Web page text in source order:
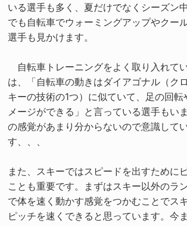
いる選手も多く、夏だけでなくシーズン
でも自転車でウォーミングアップやクー
選手も見かけます。
自転車トレーニングをよく取り入れて
は、「自転車の動きはダイアゴナル（ク
キーの技術の1つ）に似ていて、足の回転
メージができる」と言っている選手もい
の感覚があまり分からないので意識して
す、、、
また、スキーではスピードを出すために
ことも重要です。まずはスキー以外のラ
で体を速く動かす感覚をつかむことでス
ピッチを速くできると思っています。今